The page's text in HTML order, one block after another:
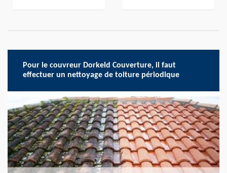
Pour le couvreur Dorkeld Couverture, il faut
effectuer un nettoyage de toiture périodique